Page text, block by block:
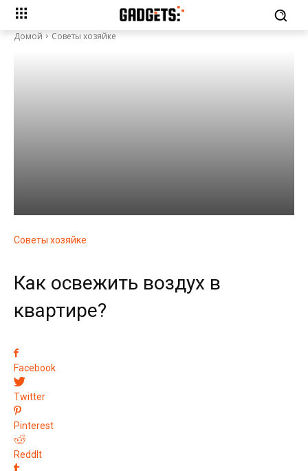
Домой Советы хозяйке
Советы хозяйке
Как освежить воздух в
квартире?
Facebook
Twitter
Pinterest
ReddIt